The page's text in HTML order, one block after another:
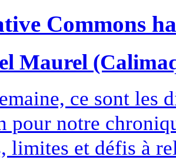
Commons
Maurel
ce sont les
pour notre
limites et défis à